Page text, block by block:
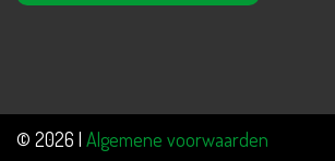
© 2026 | Algemene voorwaarden